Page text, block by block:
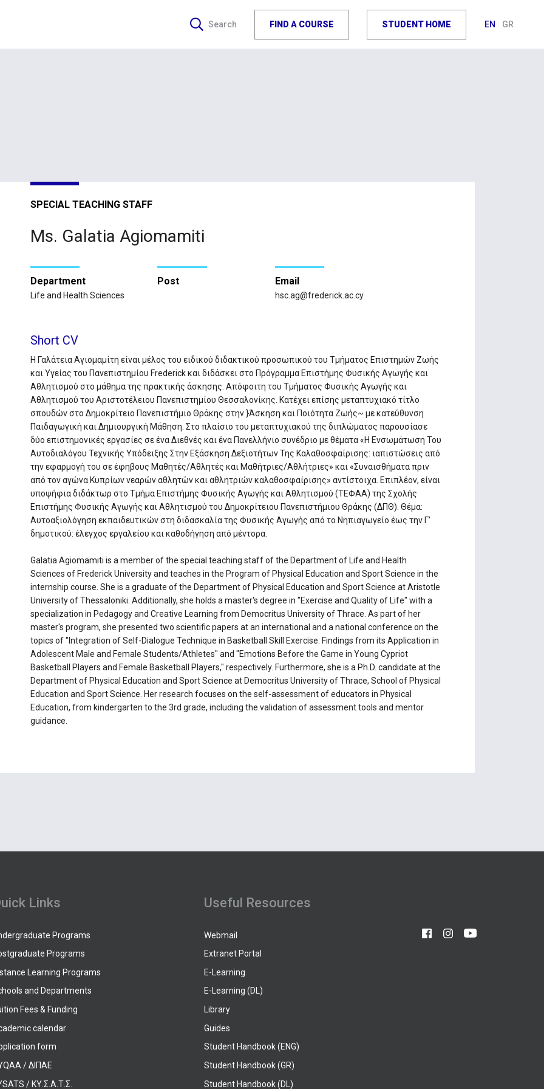
Search FIND A COURSE STUDENT HOME EN GR
SPECIAL TEACHING STAFF
Ms. Galatia Agiomamiti
Department
Life and Health Sciences
Post Email
hsc.ag@frederick.ac.cy
Short CV
Η Γαλάτεια Αγιομαμίτη είναι μέλος του ειδικού διδακτικού προσωπικού του Τμήματος Επιστημών Ζωής
και Υγείας του Πανεπιστημίου Frederick και διδάσκει στο Πρόγραμμα Επιστήμης Φυσικής Αγωγής και
Αθλητισμού στο μάθημα της πρακτικής άσκησης. Aπόφοιτη του Τμήματος Φυσικής Αγωγής και
Αθλητισμού του Αριστοτέλειου Πανεπιστημίου Θεσσαλονίκης. Κατέχει επίσης μεταπτυχιακό τίτλο
σπουδών στο Δημοκρίτειο Πανεπιστήμιο Θράκης στην }Άσκηση και Ποιότητα Ζωής~ με κατεύθυνση
Παιδαγωγική και Δημιουργική Μάθηση. Στο πλαίσιο του μεταπτυχιακού της διπλώματος παρουσίασε
δύο επιστημονικές εργασίες σε ένα Διεθνές και ένα Πανελλήνιο συνέδριο με θέματα «Η Ενσωμάτωση Του
Αυτοδιαλόγου Τεχνικής Υπόδειξης Στην Εξάσκηση Δεξιοτήτων Της Καλαθοσφαίρισης: ιαπιστώσεις από
την εφαρμογή του σε έφηβους Μαθητές/Αθλητές και Μαθήτριες/Αθλήτριες» και «Συναισθήματα πριν
από τον αγώνα Κυπρίων νεαρών αθλητών και αθλητριών καλαθοσφαίρισης» αντίστοιχα. Επιπλέον, είναι
υποψήφια διδάκτωρ στο Τμήμα Επιστήμης Φυσικής Αγωγής και Αθλητισμού (ΤΕΦΑΑ) της Σχολής
Επιστήμης Φυσικής Αγωγής και Αθλητισμού του Δημοκρίτειου Πανεπιστήμιου Θράκης (ΔΠΘ). Θέμα:
Αυτοαξιολόγηση εκπαιδευτικών στη διδασκαλία της Φυσικής Αγωγής από το Νηπιαγωγείο έως την Γ’
δημοτικού: έλεγχος εργαλείου και καθοδήγηση από μέντορα.
Galatia Agiomamiti is a member of the special teaching staff of the Department of Life and Health
Sciences of Frederick University and teaches in the Program of Physical Education and Sport Science in the
internship course. She is a graduate of the Department of Physical Education and Sport Science at Aristotle
University of Thessaloniki. Additionally, she holds a master's degree in "Exercise and Quality of Life" with a
specialization in Pedagogy and Creative Learning from Democritus University of Thrace. As part of her
master's program, she presented two scientific papers at an international and a national conference on the
topics of "Integration of Self-Dialogue Technique in Basketball Skill Exercise: Findings from its Application in
Adolescent Male and Female Students/Athletes" and "Emotions Before the Game in Young Cypriot
Basketball Players and Female Basketball Players," respectively. Furthermore, she is a Ph.D. candidate at the
Department of Physical Education and Sport Science at Democritus University of Thrace, School of Physical
Education and Sport Science. Her research focuses on the self-assessment of educators in Physical
Education, from kindergarten to the 3rd grade, including the validation of assessment tools and mentor
guidance.
Links
Programs
Programs
Learning Programs
and Departments
Fees & Funding
calendar
form
/ ΔΙΠΑΕ
/ ΚΥ.Σ.Α.Τ.Σ.
Useful Resources
Webmail
Extranet Portal
E-Learning
E-Learning (DL)
Library
Guides
Student Handbook (ENG)
Student Handbook (GR)
Student Handbook (DL)